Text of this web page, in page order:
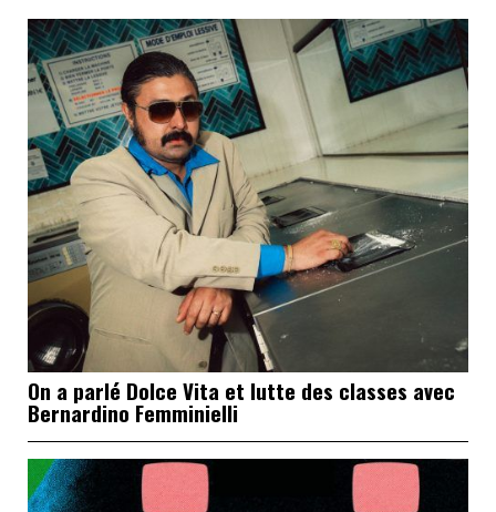
On a parlé Dolce Vita et lutte des classes avec
Bernardino Femminielli